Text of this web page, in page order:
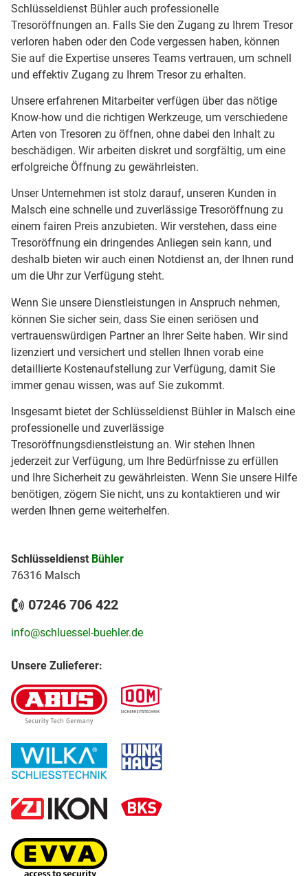
Schlüsseldienst Bühler auch professionelle
Tresoröffnungen an. Falls Sie den Zugang zu Ihrem Tresor
verloren haben oder den Code vergessen haben, können
Sie auf die Expertise unseres Teams vertrauen, um schnell
und effektiv Zugang zu Ihrem Tresor zu erhalten.
Unsere erfahrenen Mitarbeiter verfügen über das nötige
Know-how und die richtigen Werkzeuge, um verschiedene
Arten von Tresoren zu öffnen, ohne dabei den Inhalt zu
beschädigen. Wir arbeiten diskret und sorgfältig, um eine
erfolgreiche Öffnung zu gewährleisten.
Unser Unternehmen ist stolz darauf, unseren Kunden in
Malsch eine schnelle und zuverlässige Tresoröffnung zu
einem fairen Preis anzubieten. Wir verstehen, dass eine
Tresoröffnung ein dringendes Anliegen sein kann, und
deshalb bieten wir auch einen Notdienst an, der Ihnen rund
um die Uhr zur Verfügung steht.
Wenn Sie unsere Dienstleistungen in Anspruch nehmen,
können Sie sicher sein, dass Sie einen seriösen und
vertrauenswürdigen Partner an Ihrer Seite haben. Wir sind
lizenziert und versichert und stellen Ihnen vorab eine
detaillierte Kostenaufstellung zur Verfügung, damit Sie
immer genau wissen, was auf Sie zukommt.
Insgesamt bietet der Schlüsseldienst Bühler in Malsch eine
professionelle und zuverlässige
Tresoröffnungsdienstleistung an. Wir stehen Ihnen
jederzeit zur Verfügung, um Ihre Bedürfnisse zu erfüllen
und Ihre Sicherheit zu gewährleisten. Wenn Sie unsere Hilfe
benötigen, zögern Sie nicht, uns zu kontaktieren und wir
werden Ihnen gerne weiterhelfen.
Schlüsseldienst Bühler
76316 Malsch
07246 706 422
info@schluessel-buehler.de
Unsere Zulieferer: